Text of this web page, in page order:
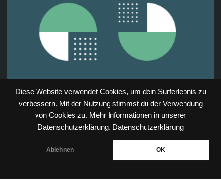
Diese Website verwendet Cookies, um dein Surferlebnis zu
verbessern. Mit der Nutzung stimmst du der Verwendung
von Cookies zu. Mehr Informationen in unserer
Datenschutzerklärung. Datenschutzerklärung
Ablehnen OK